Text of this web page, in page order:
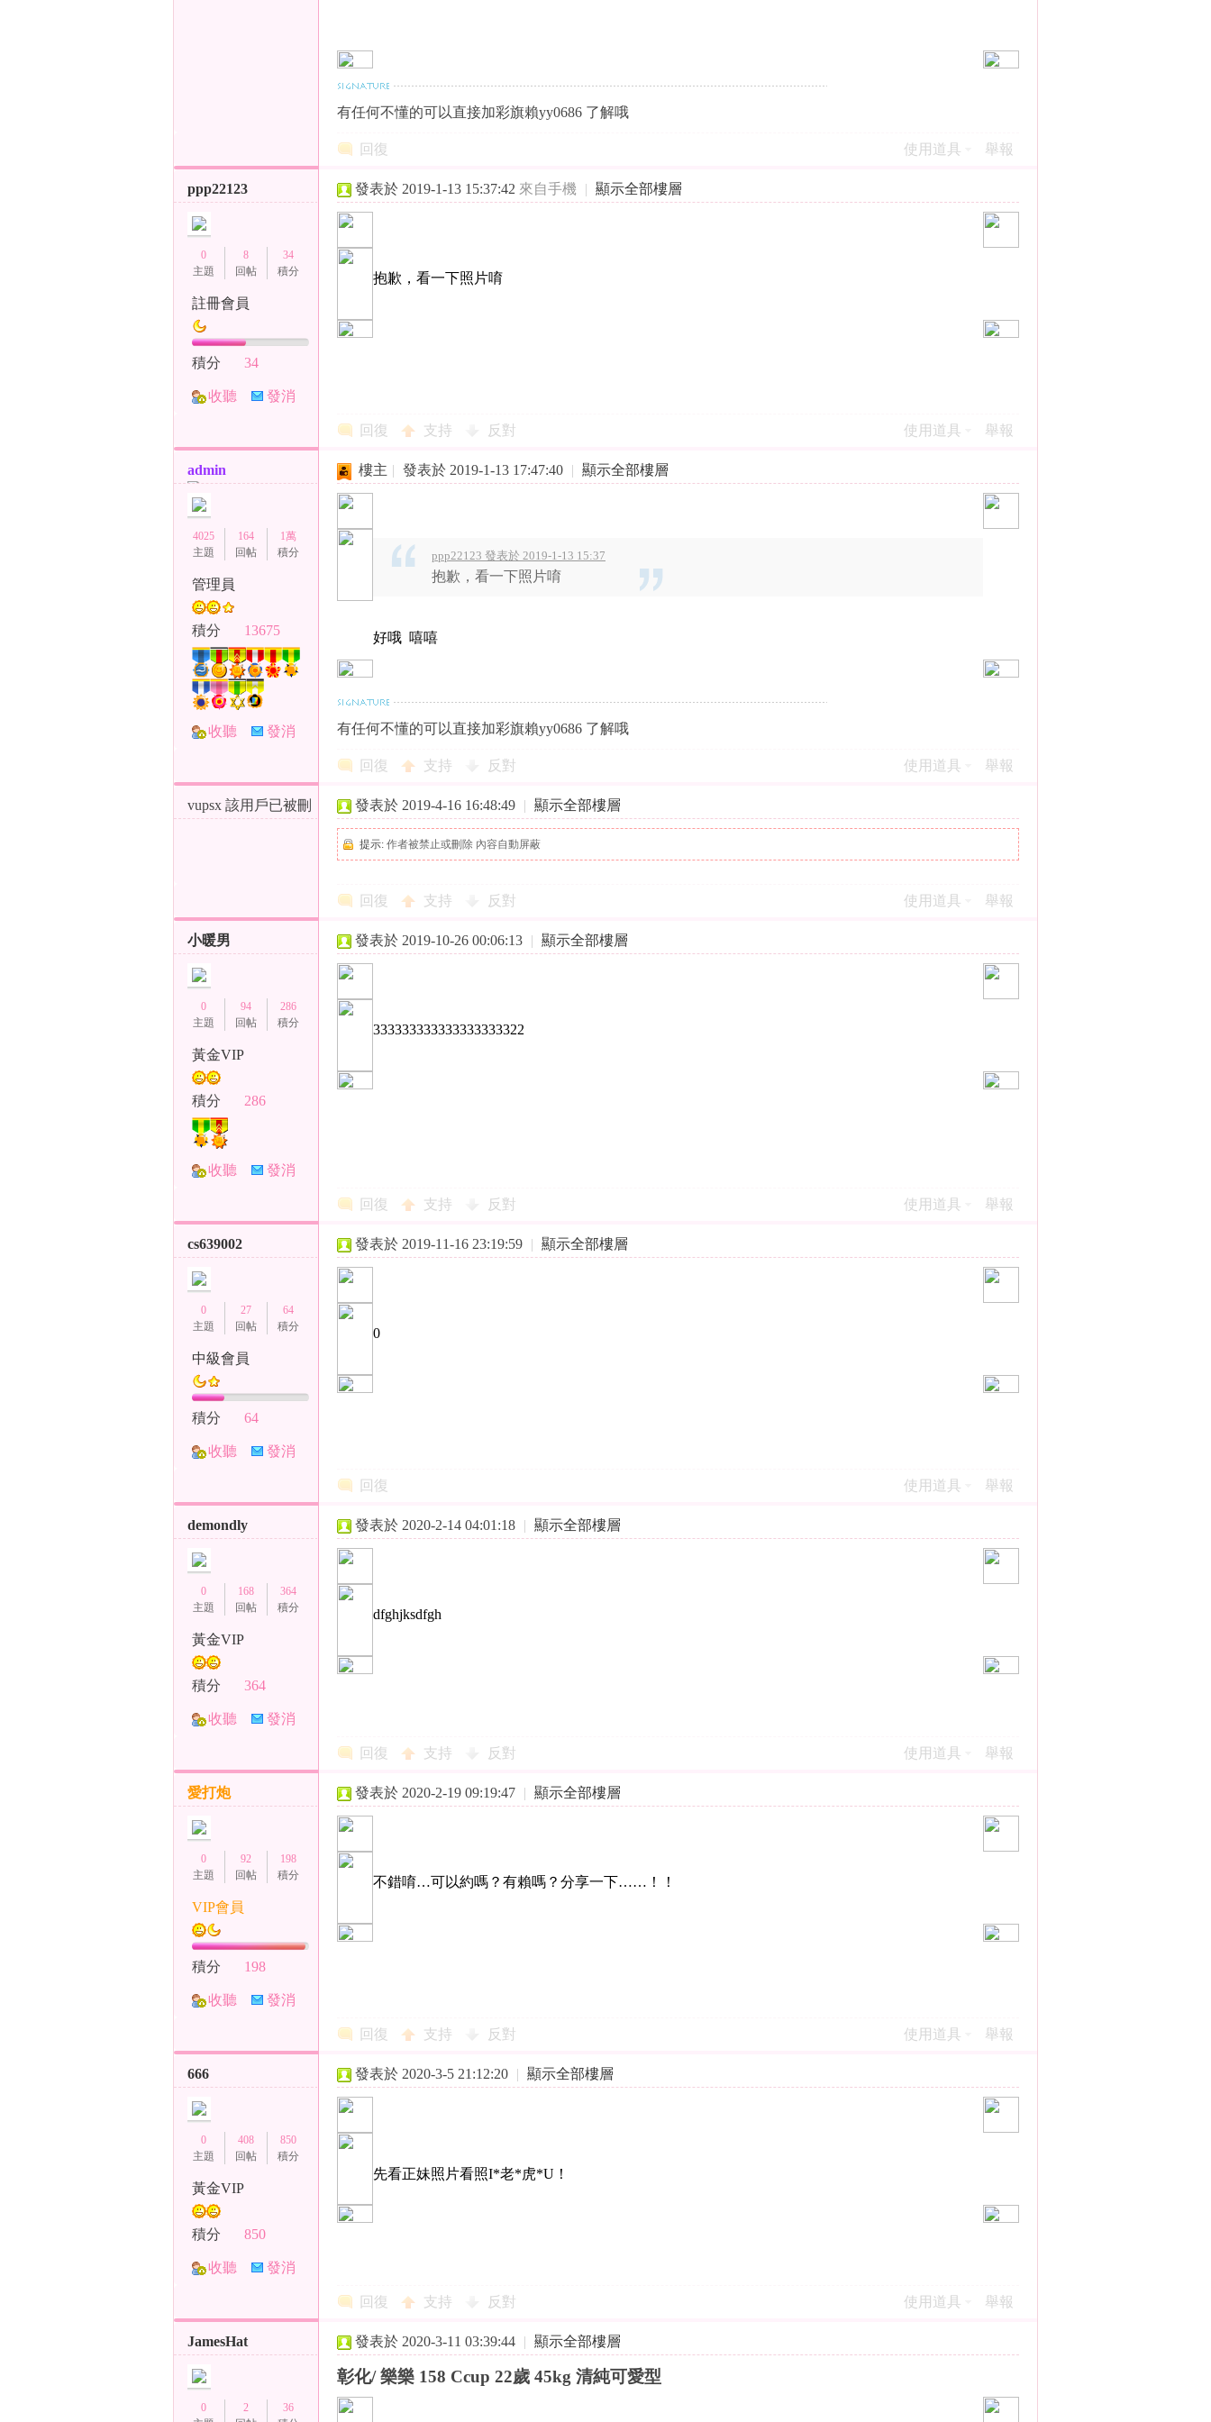
）
台
有任何不懂的可以直接加彩旗賴yy0686 了解哦
回復 使用道具 舉報
ppp22123
0
主題
8
回帖
34
積分
註冊會員
積分 34
收聽
發消
發表於 2019-1-13 15:37:42 來自手機 | 顯示全部樓層
抱歉，看一下照片唷
回復 支持 反對 使用道具 舉報
admin
4025
主題
164
回帖
1萬
積分
管理員
積分 13675
收聽
發消
樓主 | 發表於 2019-1-13 17:47:40 | 顯示全部樓層
ppp22123 發表於 2019-1-13 15:37
抱歉，看一下照片唷
好哦 嘻嘻
有任何不懂的可以直接加彩旗賴yy0686 了解哦
回復 支持 反對 使用道具 舉報
vupsx 該用戶已被刪
發表於 2019-4-16 16:48:49 | 顯示全部樓層
提示: 作者被禁止或刪除 內容自動屏蔽
回復 支持 反對 使用道具 舉報
小暖男
0
主題
94
回帖
286
積分
黃金VIP
積分 286
收聽
發消
發表於 2019-10-26 00:06:13 | 顯示全部樓層
333333333333333333322
回復 支持 反對 使用道具 舉報
cs639002
0
主題
27
回帖
64
積分
中級會員
積分 64
收聽
發消
發表於 2019-11-16 23:19:59 | 顯示全部樓層
0
回復 使用道具 舉報
demondly
0
主題
168
回帖
364
積分
黃金VIP
積分 364
收聽
發消
發表於 2020-2-14 04:01:18 | 顯示全部樓層
dfghjksdfgh
回復 支持 反對 使用道具 舉報
愛打炮
0
主題
92
回帖
198
積分
VIP會員
積分 198
收聽
發消
發表於 2020-2-19 09:19:47 | 顯示全部樓層
不錯唷…可以約嗎？有賴嗎？分享一下……！！
回復 支持 反對 使用道具 舉報
666
0
主題
408
回帖
850
積分
黃金VIP
積分 850
收聽
發消
發表於 2020-3-5 21:12:20 | 顯示全部樓層
先看正妹照片看照I*老*虎*U！
回復 支持 反對 使用道具 舉報
JamesHat
0
2
36
發表於 2020-3-11 03:39:44 | 顯示全部樓層
彰化/ 樂樂 158 Ccup 22歲 45kg 清純可愛型